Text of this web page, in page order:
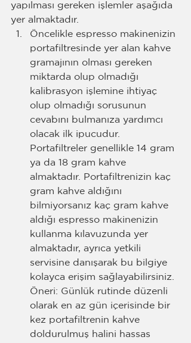
yapılması gereken işlemler aşağıda
yer almaktadır.
Öncelikle espresso makinenizin
portafiltresinde yer alan kahve
gramajının olması gereken
miktarda olup olmadığı
kalibrasyon işlemine ihtiyaç
olup olmadığı sorusunun
cevabını bulmanıza yardımcı
olacak ilk ipucudur.
Portafiltreler genellikle 14 gram
ya da 18 gram kahve
almaktadır. Portafiltrenizin kaç
gram kahve aldığını
bilmiyorsanız kaç gram kahve
aldığı espresso makinenizin
kullanma kılavuzunda yer
almaktadır, ayrıca yetkili
servisine danışarak bu bilgiye
kolayca erişim sağlayabilirsiniz.
Öneri: Günlük rutinde düzenli
olarak en az gün içerisinde bir
kez portafiltrenin kahve
doldurulmuş halini hassas